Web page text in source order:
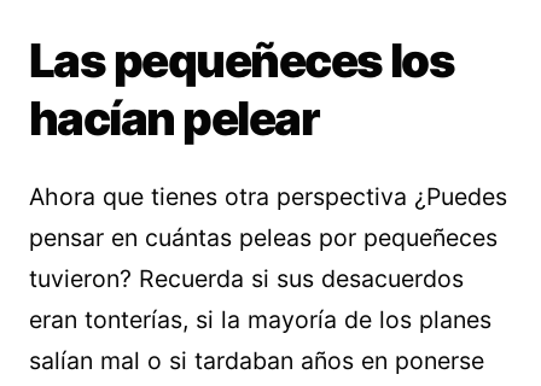
Las pequeñeces los
hacían pelear
Ahora que tienes otra perspectiva ¿Puedes
pensar en cuántas peleas por pequeñeces
tuvieron? Recuerda si sus desacuerdos
eran tonterías, si la mayoría de los planes
salían mal o si tardaban años en ponerse